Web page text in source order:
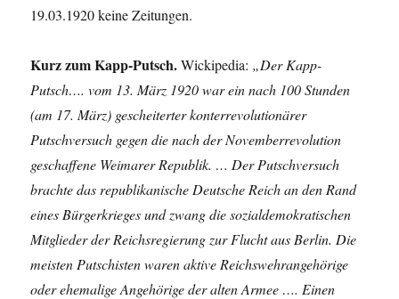
19.03.1920 keine Zeitungen.
Kurz zum Kapp-Putsch.Wickipedia: „Der Kapp-
Putsch…. vom 13. März 1920 war ein nach 100 Stunden
(am 17. März) gescheiterter konterrevolutionärer
Putschversuch gegen die nach der Novemberrevolution
geschaffene Weimarer Republik. … Der Putschversuch
brachte das republikanische Deutsche Reich an den Rand
eines Bürgerkrieges und zwang die sozialdemokratischen
Mitglieder der Reichsregierung zur Flucht aus Berlin. Die
meisten Putschisten waren aktive Reichswehrangehörige
oder ehemalige Angehörige der alten Armee …. Einen